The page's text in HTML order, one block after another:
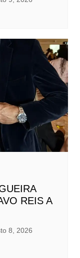
REIS A
8, 2026